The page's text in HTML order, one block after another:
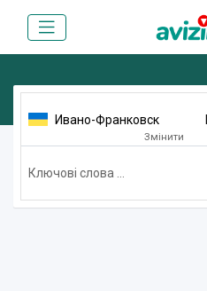
Ивано-Франковск
Змінити